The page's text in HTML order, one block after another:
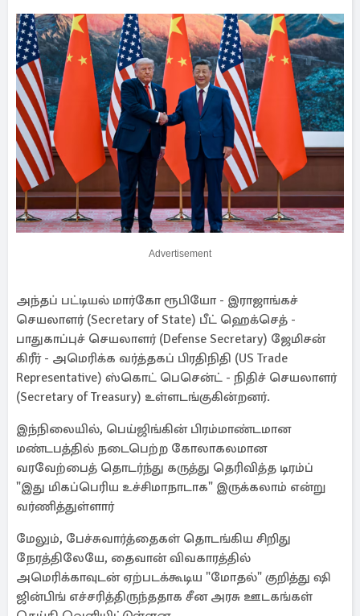
Advertisement
அந்தப் பட்டியல் மார்கோ ரூபியோ - இராஜாங்கச்
செயலாளர் (Secretary of State) பீட் ஹெக்செத் -
பாதுகாப்புச் செயலாளர் (Defense Secretary) ஜேமிசன்
கிரீர் - அமெரிக்க வர்த்தகப் பிரதிநிதி (US Trade
Representative) ஸ்கொட் பெசென்ட் - நிதிச் செயலாளர்
(Secretary of Treasury) உள்ளடங்குகின்றனர்.
இந்நிலையில், பெய்ஜிங்கின் பிரம்மாண்டமான
மண்டபத்தில் நடைபெற்ற கோலாகலமான
வரவேற்பைத் தொடர்ந்து கருத்து தெரிவித்த டிரம்ப்
"இது மிகப்பெரிய உச்சிமாநாடாக" இருக்கலாம் என்று
வர்ணித்துள்ளார்
மேலும், பேச்சுவார்த்தைகள் தொடங்கிய சிறிது
நேரத்திலேயே, தைவான் விவகாரத்தில்
அமெரிக்காவுடன் ஏற்படக்கூடிய "மோதல்" குறித்து ஷி
ஜின்பிங் எச்சரித்திருந்ததாக சீன அரசு ஊடகங்கள்